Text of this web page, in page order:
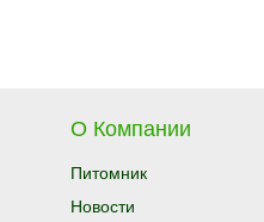
О Компании
Питомник
Новости